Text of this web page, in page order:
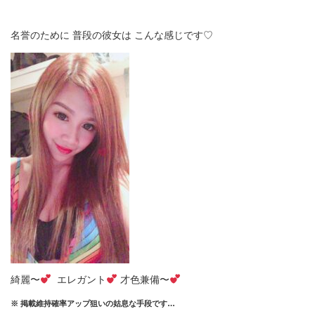
名誉のために 普段の彼女は こんな感じです♡
綺麗〜 エレガント 才色兼備〜
※ 掲載維持確率アップ狙いの姑息な手段です…